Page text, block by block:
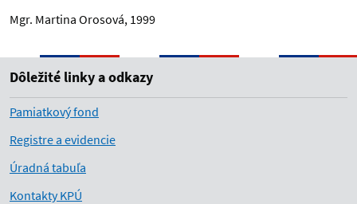
Mgr. Martina Orosová, 1999
Dôležité linky a odkazy
Pamiatkový fond
Registre a evidencie
Úradná tabuľa
Kontakty KPÚ